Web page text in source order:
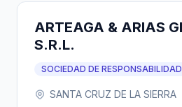
ARTEAGA & ARIAS
S.R.L.
SOCIEDAD DE
SANTA CRUZ DE LA SIERRA